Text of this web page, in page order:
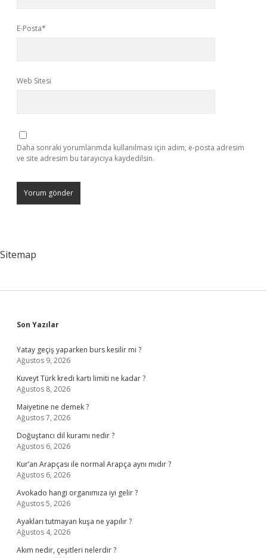
E-Posta*
Web Sitesi
Daha sonraki yorumlarımda kullanılması için adım, e-posta adresim
ve site adresim bu tarayıcıya kaydedilsin.
Sitemap
Sidebar
Son Yazılar
Yatay geçiş yaparken burs kesilir mi ?
Ağustos 9, 2026
Kuveyt Türk kredi kartı limiti ne kadar ?
Ağustos 8, 2026
Maiyetine ne demek ?
Ağustos 7, 2026
Doğuştancı dil kuramı nedir ?
Ağustos 6, 2026
Kur’an Arapçası ile normal Arapça aynı mıdır ?
Ağustos 6, 2026
Avokado hangi organımıza iyi gelir ?
Ağustos 5, 2026
Ayakları tutmayan kuşa ne yapılır ?
Ağustos 4, 2026
Akım nedir, çeşitleri nelerdir ?